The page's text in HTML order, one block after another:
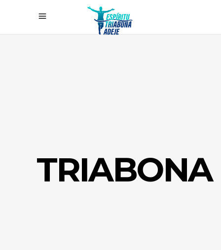
TRIABONA